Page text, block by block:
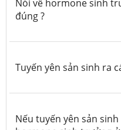
Nói về hormone sinh
đúng ?
Tuyến yên sản sinh ra
Nếu tuyến yên sản